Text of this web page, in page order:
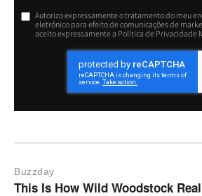
Autorizo expressamente o tratamento do meu
eletrónico para efeito de comunicações de
aceito expressamente a Política de Privacidade